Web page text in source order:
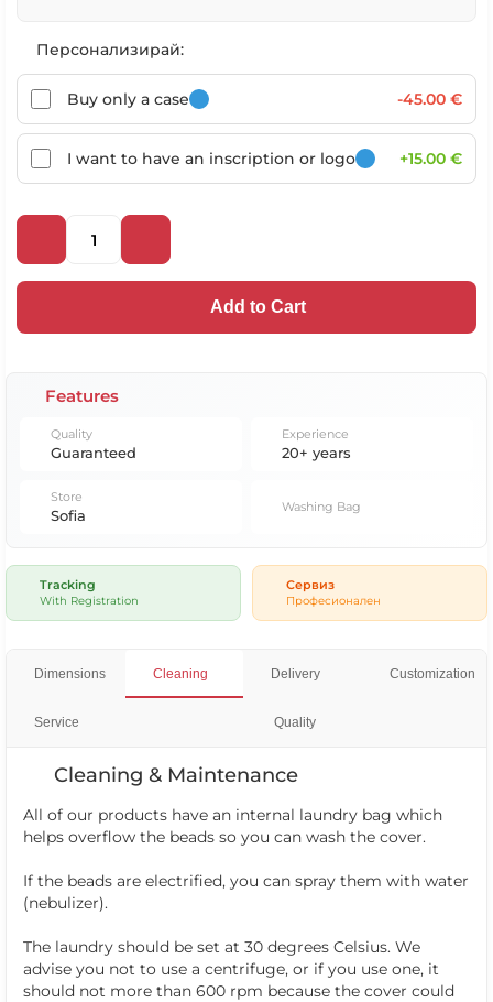
Персонализирай:
Buy only a case -45.00 €
I want to have an inscription or logo +15.00 €
Add to Cart
Features
Quality
Guaranteed
Experience
20+ years
Store
Sofia Washing Bag
Tracking
With Registration
Сервиз
Професионален
Dimensions Cleaning Delivery Customization
Service Quality
Cleaning & Maintenance
All of our products have an internal laundry bag which
helps overflow the beads so you can wash the cover.
If the beads are electrified, you can spray them with water
(nebulizer).
The laundry should be set at 30 degrees Celsius. We
advise you not to use a centrifuge, or if you use one, it
should not more than 600 rpm because the cover could